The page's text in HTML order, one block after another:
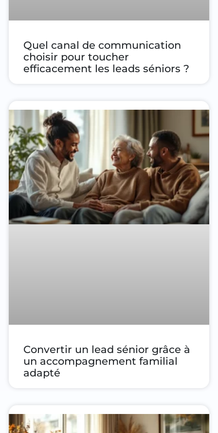
Quel canal de communication
choisir pour toucher
efficacement les leads séniors ?
Convertir un lead sénior grâce à
un accompagnement familial
adapté